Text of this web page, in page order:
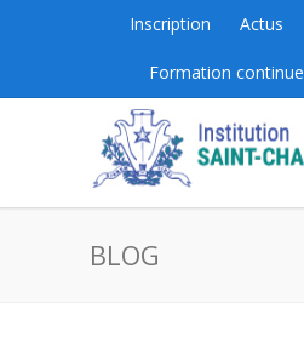
Inscription Actus
Formation continue
BLOG